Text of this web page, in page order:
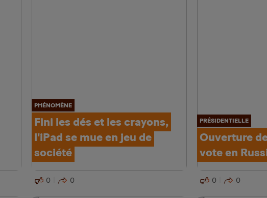
PHÉNOMÈNE
Fini les dés et les crayons,
l'iPad se mue en jeu de
société
0 0
PRÉSIDENTIELLE
Ouverture
vote en
0 0